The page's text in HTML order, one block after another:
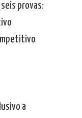
provas:
a